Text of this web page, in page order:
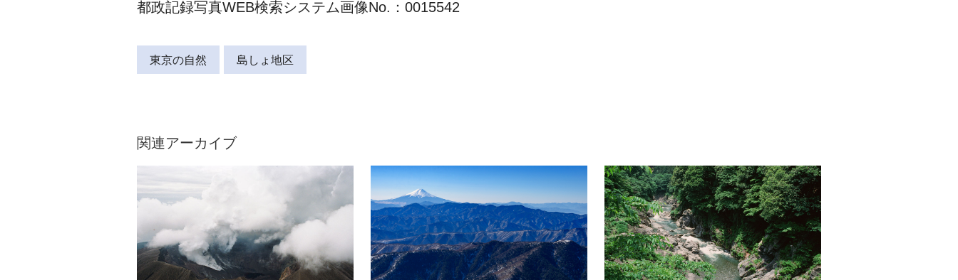
都政記録写真WEB検索システム画像No.：0015542
東京の自然 島しょ地区
関連アーカイブ